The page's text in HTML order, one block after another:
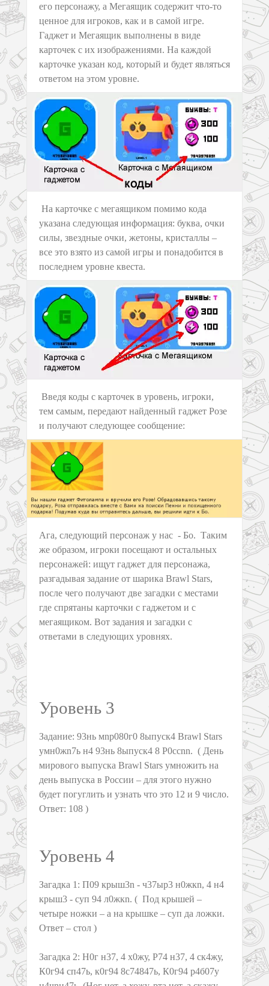
его персонажу, а Мегаящик содержит что-то
ценное для игроков, как и в самой игре.
Гаджет и Мегаящик выполнены в виде
карточек с их изображениями. На каждой
карточке указан код, который и будет являться
ответом на этом уровне.
На карточке с мегаящиком помимо кода
указана следующая информация: буква, очки
силы, звездные очки, жетоны, кристаллы –
все это взято из самой игры и понадобится в
последнем уровне квеста.
Введя коды с карточек в уровень, игроки,
тем самым, передают найденный гаджет Розе
и получают следующее сообщение:
Ага, следующий персонаж у нас - Бо. Таким
же образом, игроки посещают и остальных
персонажей: ищут гаджет для персонажа,
разгадывая задание от шарика Brawl Stars,
после чего получают две загадки с местами
где спрятаны карточки с гаджетом и с
мегаящиком. Вот задания и загадки с
ответами в следующих уровнях.
Уровень 3
Задание: 93нь мnр080г0 8ыпуск4 Brawl Stars
умн0жn7ь н4 93нь 8ыпуск4 8 Р0ссnn. ( День
мирового выпуска Brawl Stars умножить на
день выпуска в России – для этого нужно
будет погуглить и узнать что это 12 и 9 число.
Ответ: 108 )
Уровень 4
Загадка 1: П09 крыш3n - ч37ыр3 н0жкn, 4 н4
крыш3 - суп 94 л0жкn. ( Под крышей –
четыре ножки – а на крышке – суп да ложки.
Ответ – стол )
Загадка 2: Н0г н37, 4 х0жу, Р74 н37, 4 ск4жу,
К0г94 сп47ь, к0г94 8с74847ь, К0г94 р4б07у